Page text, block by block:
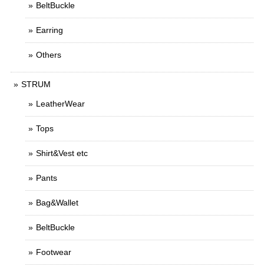
BeltBuckle
Earring
Others
STRUM
LeatherWear
Tops
Shirt&Vest etc
Pants
Bag&Wallet
BeltBuckle
Footwear